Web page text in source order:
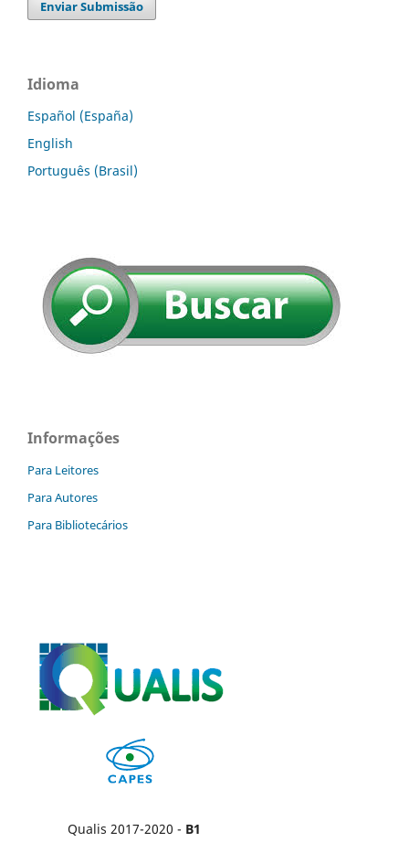
Enviar Submissão
Idioma
Español (España)
English
Português (Brasil)
Informações
Para Leitores
Para Autores
Para Bibliotecários
Qualis 2017-2020 - B1